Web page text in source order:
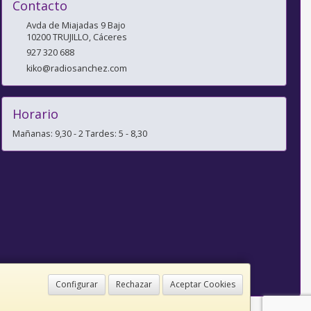
Configurar Rechazar Aceptar Cookies
Contacto
Avda de Miajadas 9 Bajo
10200TRUJILLO, Cáceres
927 320 688
kiko@radiosanchez.com
Horario
Mañanas: 9,30 - 2 Tardes: 5 - 8,30